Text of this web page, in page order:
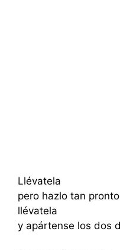
Llévatela
pero hazlo tan
llévatela
y apártense los dos